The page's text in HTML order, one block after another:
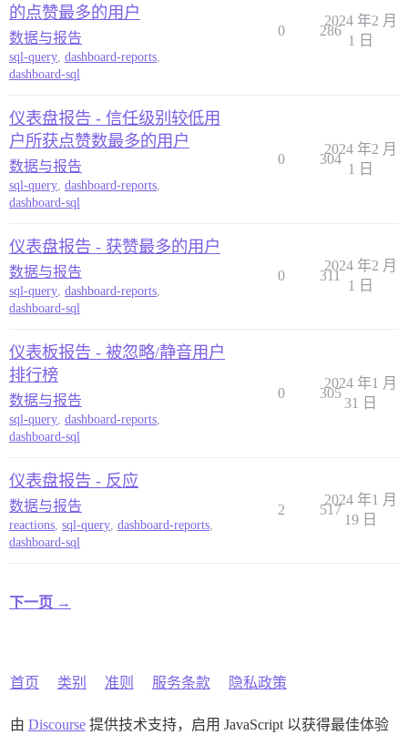
的点赞最多的用户
数据与报告
sql-query, dashboard-reports,
dashboard-sql
0 286
2024 年2 月
1 日
仪表盘报告 - 信任级别较低用
户所获点赞数最多的用户
数据与报告
sql-query, dashboard-reports,
dashboard-sql
0 304
2024 年2 月
1 日
仪表盘报告 - 获赞最多的用户
数据与报告
sql-query, dashboard-reports,
dashboard-sql
0 311
2024 年2 月
1 日
仪表板报告 - 被忽略/静音用户
排行榜
数据与报告
sql-query, dashboard-reports,
dashboard-sql
0 305
2024 年1 月
31 日
仪表盘报告 - 反应
数据与报告
reactions, sql-query, dashboard-reports,
dashboard-sql
2 517
2024 年1 月
19 日
下一页 →
首页 类别 准则 服务条款 隐私政策
由 Discourse提供技术支持，启用 JavaScript 以获得最佳体验